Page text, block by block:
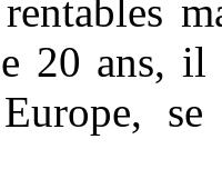
20 ans,
Europe,